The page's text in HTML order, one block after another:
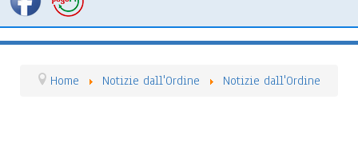
Home Notizie dall'Ordine Notizie dall'Ordine